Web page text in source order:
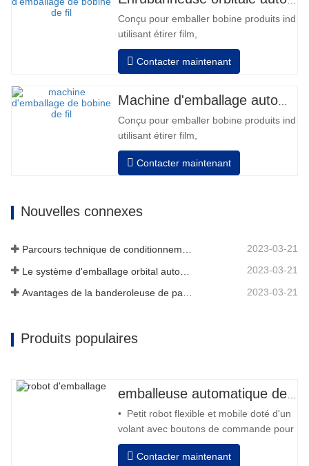
automatique, temps de…
Conçu pour emballer bobine produits
utilisant étirer film,
Auto positionnement après fini emballage
Les tours révolutions, vitesse, étirement
Pneumatique haut plateau pour appuyer
Manuel changement film, équipé avec
Contacter maintenant
Conçu pour emballer bobine produits
utilisant étirer film,
Auto positionnement après fini emballage
Les tours révolutions, vitesse, étirement
Manuel changement film, équipé avec
Contacter maintenant
Nouvelles connexes
Parcours technique de conditionnement 2023-03-21
2023-03-21
2023-03-21
Produits populaires
• Petit robot flexible et mobile doté d'un
volant avec boutons de commande pour
l'avant et l'arrière • Fonctionnement
hors colonne • 2 batteries 12V / 110 Ah
Contacter maintenant